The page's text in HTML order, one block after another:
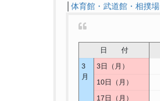
体育館・武道館・相撲場
日 付
3
月
3日（月）
10日（月）
17日（月）